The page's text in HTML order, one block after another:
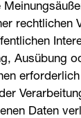
rechtlichen
Ausübung
Daten